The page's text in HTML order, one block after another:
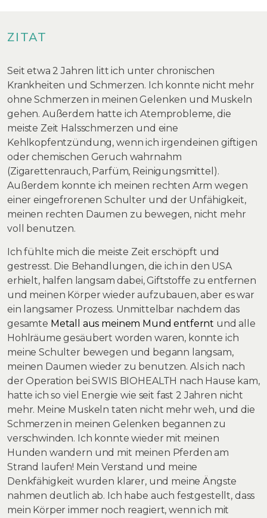
ZITAT
Seit etwa 2 Jahren litt ich unter chronischen
Krankheiten und Schmerzen. Ich konnte nicht mehr
ohne Schmerzen in meinen Gelenken und Muskeln
gehen. Außerdem hatte ich Atemprobleme, die
meiste Zeit Halsschmerzen und eine
Kehlkopfentzündung, wenn ich irgendeinen giftigen
oder chemischen Geruch wahrnahm
(Zigarettenrauch, Parfüm, Reinigungsmittel).
Außerdem konnte ich meinen rechten Arm wegen
einer eingefrorenen Schulter und der Unfähigkeit,
meinen rechten Daumen zu bewegen, nicht mehr
voll benutzen.
Ich fühlte mich die meiste Zeit erschöpft und
gestresst. Die Behandlungen, die ich in den USA
erhielt, halfen langsam dabei, Giftstoffe zu entfernen
und meinen Körper wieder aufzubauen, aber es war
ein langsamer Prozess. Unmittelbar nachdem das
gesamte Metall aus meinem Mund entfernt und alle
Hohlräume gesäubert worden waren, konnte ich
meine Schulter bewegen und begann langsam,
meinen Daumen wieder zu benutzen. Als ich nach
der Operation bei SWIS BIOHEALTH nach Hause kam,
hatte ich so viel Energie wie seit fast 2 Jahren nicht
mehr. Meine Muskeln taten nicht mehr weh, und die
Schmerzen in meinen Gelenken begannen zu
verschwinden. Ich konnte wieder mit meinen
Hunden wandern und mit meinen Pferden am
Strand laufen! Mein Verstand und meine
Denkfähigkeit wurden klarer, und meine Ängste
nahmen deutlich ab. Ich habe auch festgestellt, dass
mein Körper immer noch reagiert, wenn ich mit